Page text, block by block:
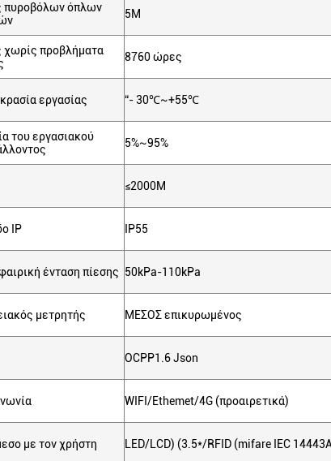
πυροβόλων όπλων
5M
χωρίς προβλήματα
8760 ώρες
εργασίας “- 30℃~+55℃
του εργασιακού
5%~95%
≤2000M
IP IP55
ένταση πίεσης 50kPa-110kPa
μετρητής ΜΕΣΟΣ επικυρωμένος
OCPP1.6 Json
WIFI/Ethemet/4G (προαιρετικά)
με τον χρήστη LED/LCD) (3.5*/RFID (mifare IEC